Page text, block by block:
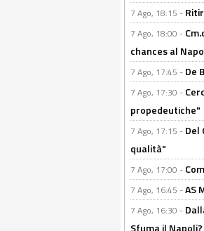
7 Ago, 18:15 -
7 Ago, 18:00 -
chances al
7 Ago, 17:45 - De
7 Ago, 17:30 -
propedeutiche"
7 Ago, 17:15 - Del
qualità"
7 Ago, 17:00 -
7 Ago, 16:45 -AS
7 Ago, 16:30 -
Sfuma il Napoli?